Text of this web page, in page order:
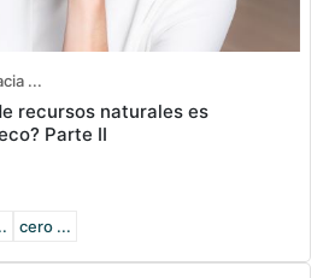
...
recursos naturales es
Parte II
cero ...